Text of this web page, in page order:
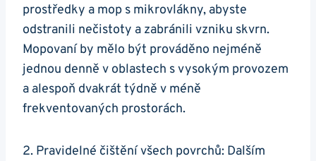
prostředky a mop s mikrovlákny, abyste
odstranili nečistoty⁣ a ⁤zabránili vzniku skvrn.
Mopovaní by mělo ⁤být prováděno⁢ nejméně
jednou denně v oblastech⁣ s vysokým provozem
a alespoň dvakrát týdně v méně
frekventovaných prostorách.
2. Pravidelné čištění všech povrchů: Dalším